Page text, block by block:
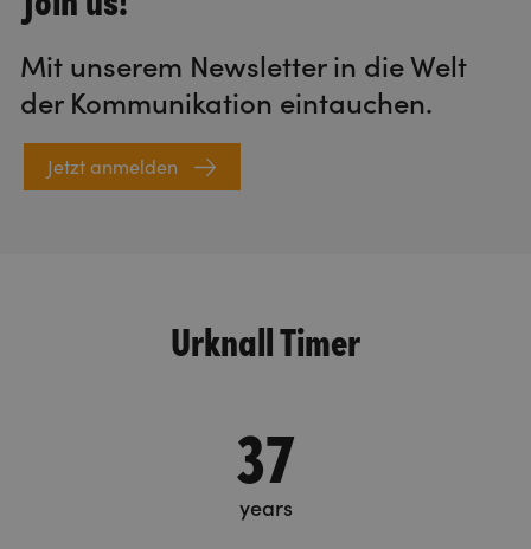
Mit unserem Newsletter in die Welt
der Kommunikation eintauchen.
Jetzt anmelden
Urknall Timer
37
years